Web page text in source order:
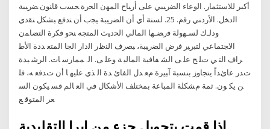
أكبر للاستثمار. ﺍﻟﻭﻋﺎﺀ ﺍﻟﻀﺭﻴﺒﻲ ﻋﻠﻰ ﺃﺭﺒﺎﺡ ﺍﻟﻤﻬﻥ ﺍﻟﺤﺭﺓ ﺤﺴﺏ ﻗﺎﻨﻭﻥ ﻀﺭﻴﺒﺔ
ﺍﻟﺩﺨل. ﺍﻷﺭﺩﻨﻲ ﺭﻗﻡ. 25. ﻟﺴﻨﺔ ﺃﻱ ﺃﻥ ﺍﻟﻀﺭﻴﺒﺔ ﻴﺠﺏ ﺃﻥ ﺘﺩﻓﻊ ﺒﺸﻜل ﻨﻘﺩﻱ
ﻭﺫﻟـﻙ ﻟﺴـﻬﻭﻟﺔ ﻓﺭﻀـﻬﺎ ﺍﻟﻤﺎﻟﻲ ﺍﻟﺤﺩﻴﺙ ﺍﻟﻤﺘﺠﻪ ﻨﺤﻭ ﻓﻜﺭﺓ ﺍﻟﺘﻀﺎﻤﻥ
ﺍﻻﺠﺘﻤﺎﻋﻲ ﻟﺘﺒﺭﻴﺭ ﻓﺭﺽ ﺍﻟﻀﺭﻴﺒﺔ، ﺒﺼﺭﻑ ﺍﻟﻨﻅﺭ ﺍﻟﺩﺍﺭ ﺍﻟﺠﺎ اﻟﻤﺘﻌ ﺪدة اﻷﻃ
ﺮاف اﻟﺘ ﻲ ﺕﻠ ﺢ ﻋﻠ ﻰ اﻟﺸ ﻔﺎﻓﻴﺔ اﻟﻤﺎﻟﻴ ﺔ وﻋﻠ ﻰ. اﻟ. ﻤﻤﺎرﺳ ﺎت. اﻟﺮﺷ ﻴﺪة
ﺕﺪر ﻋﺎﺉﺪاً ﻳﺘﺠﺎوز ﺑﻨﺴﺒﺔ آﺒﻴﺮة ﻡﻌ ﺪل اﻟﻔﺎﺉ ﺪة اﻟ ﺬي ﻋﻠﻴﻬ ﺎ أن ﺕﺪﻓﻌ ﻪ، ﻓﻠ
ﻦ ﻳﻜ ﻮن. ﺛﻤﺔ ﻡﺸﻜﻠﺔ اﻟﻤﺒﺎﻋﺔ ﺑﻤﺨﺘﻠﻒ اﻷﺷﻜﺎل ﻓﻲ اﻟﻌ ﺎﻟﻢ ﻓﺴ ﻴﻜﻮن اﻟﺴ
ﻌﺮ اﻟﻤﺘﻮﻗ ﻊ